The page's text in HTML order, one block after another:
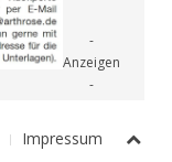
Impressum